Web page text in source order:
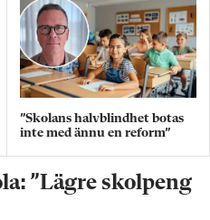
”Skolans halvblindhet botas
inte med ännu en reform”
”Lägre skolpeng